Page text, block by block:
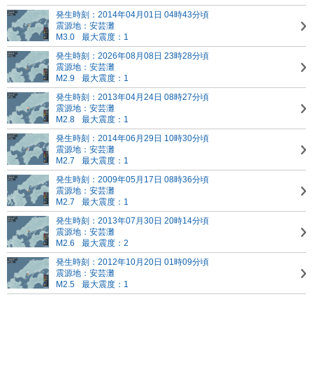
発生時刻：2014年04月01日 04時43分頃
震源地：安芸灘
M3.0
最大震度：1
発生時刻：2026年08月08日 23時28分頃
震源地：安芸灘
M2.9
最大震度：1
発生時刻：2013年04月24日 08時27分頃
震源地：安芸灘
M2.8
最大震度：1
発生時刻：2014年06月29日 10時30分頃
震源地：安芸灘
M2.7
最大震度：1
発生時刻：2009年05月17日 08時36分頃
震源地：安芸灘
M2.7
最大震度：1
発生時刻：2013年07月30日 20時14分頃
震源地：安芸灘
M2.6
最大震度：2
発生時刻：2012年10月20日 01時09分頃
震源地：安芸灘
M2.5
最大震度：1